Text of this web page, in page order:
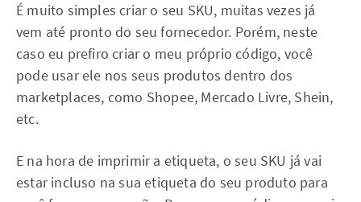
É muito simples criar o seu SKU, muitas vezes já
vem até pronto do seu fornecedor. Porém, neste
caso eu prefiro criar o meu próprio código, você
pode usar ele nos seus produtos dentro dos
marketplaces, como Shopee, Mercado Livre, Shein,
etc.
E na hora de imprimir a etiqueta, o seu SKU já vai
estar incluso na sua etiqueta do seu produto para